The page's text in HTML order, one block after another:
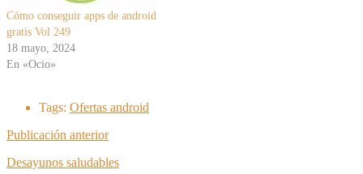
Cómo conseguir apps de android
gratis Vol 249
18 mayo, 2024
En «Ocio»
Tags: Ofertas android
Publicación anterior
Desayunos saludables